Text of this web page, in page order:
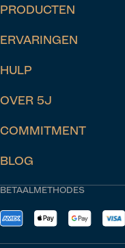
BETAALMETHODES
PRODUCTEN
ERVARINGEN
HULP
OVER 5J
COMMITMENT
BLOG